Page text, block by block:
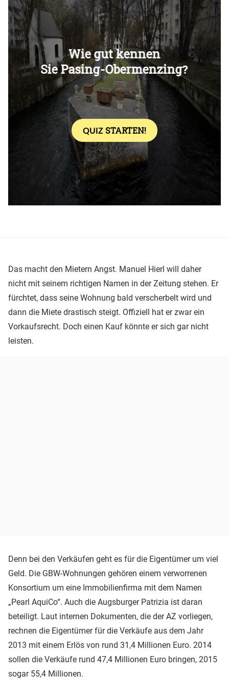
Überspringen
Das macht den Mietern Angst. Manuel Hierl will daher
nicht mit seinem richtigen Namen in der Zeitung stehen. Er
fürchtet, dass seine Wohnung bald verscherbelt wird und
dann die Miete drastisch steigt. Offiziell hat er zwar ein
Vorkaufsrecht. Doch einen Kauf könnte er sich gar nicht
leisten.
Denn bei den Verkäufen geht es für die Eigentümer um viel
Geld. Die GBW-Wohnungen gehören einem verworrenen
Konsortium um eine Immobilienfirma mit dem Namen
„Pearl AquiCo“. Auch die Augsburger Patrizia ist daran
beteiligt. Laut internen Dokumenten, die der AZ vorliegen,
rechnen die Eigentümer für die Verkäufe aus dem Jahr
2013 mit einem Erlös von rund 31,4 Millionen Euro. 2014
sollen die Verkäufe rund 47,4 Millionen Euro bringen, 2015
sogar 55,4 Millionen.